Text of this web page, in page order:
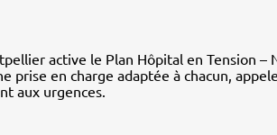
active le Plan Hôpital en Tension –
prise en charge adaptée à chacun,
aux urgences.